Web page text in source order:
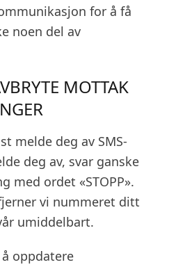
for å få
noen del av
MOTTAK
melde deg av SMS-
deg av, svar ganske
med ordet «STOPP».
vi nummeret ditt
umiddelbart.
oppdatere